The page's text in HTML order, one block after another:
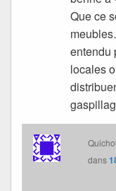
Que ce
entendu
locales
dans